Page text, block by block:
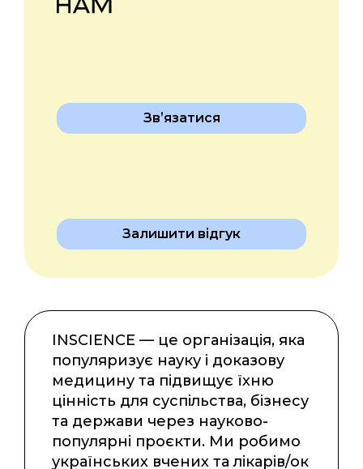
Звʼязатися
Залишити відгук
INSCIENCE — це організація, яка
популяризує науку і доказову
медицину та підвищує їхню
цінність для суспільства, бізнесу
та держави через науково-
популярні проєкти. Ми робимо
українських вчених та лікарів/ок